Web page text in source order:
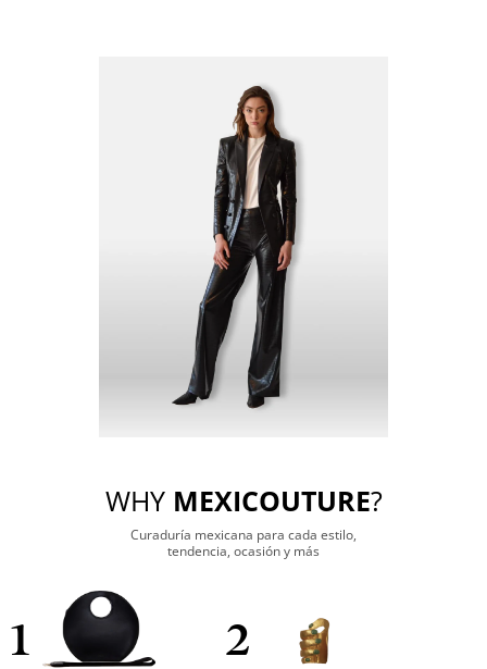
WHY MEXICOUTURE?
Curaduría mexicana para cada estilo,
tendencia, ocasión y más
1 2